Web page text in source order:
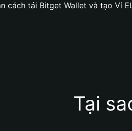
cách tải Bitget Wallet và tạo Ví
Tại